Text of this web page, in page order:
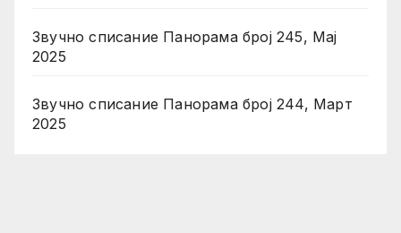
Звучно списание Панорама број 245, Мај
2025
Звучно списание Панорама број 244, Март
2025